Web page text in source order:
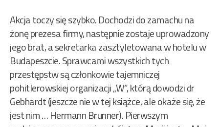
Akcja toczy się szybko. Dochodzi do zamachu na
żonę prezesa firmy, następnie zostaje uprowadzony
jego brat, a sekretarka zasztyletowana w hotelu w
Budapeszcie. Sprawcami wszystkich tych
przestępstw są członkowie tajemniczej
pohitlerowskiej organizacji „W”, którą dowodzi dr
Gebhardt (jeszcze nie w tej książce, ale okaże się, że
jest nim … Hermann Brunner). Pierwszym